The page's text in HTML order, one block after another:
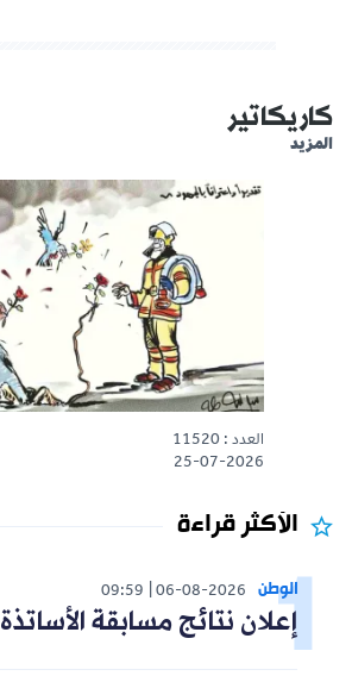
كاريكاتير
المزيد
العدد : 11520
25-07-2026
الأكثر قراءة
الوطن 06-08-2026
09:59
إعلان نتائج مسابقة الأساتذة